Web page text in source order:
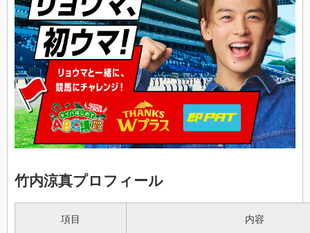
竹内涼真プロフィール
項目 内容